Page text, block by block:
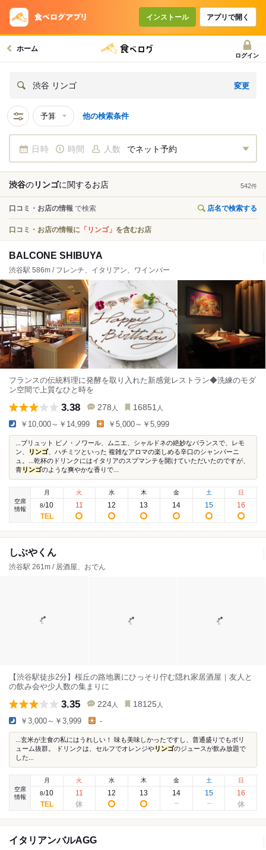
インストール アプリで開く
ホーム
ログイン
渋谷 リンゴ 変更
予算 他の検索条件
日時 時間 人数 でネット予約
渋谷のリンゴに関するお店 542件
口コミ・お店の情報 で検索 店名で検索する
口コミ・お店の情報に 「リンゴ」 を含むお店
BALCONE SHIBUYA
渋谷駅 586m / フレンチ、イタリアン、ワインバー
フランスの伝統料理に発酵を取り入れた新感覚レストラン◆洗練のモダ
ン空間で上質なひと時を
3.38 278 人 16851 人
￥10,000～￥14,999 ￥5,000～￥5,999
...ブリュット ピノ・ノワール、ムニエ、シャルドネの絶妙なバランスで、レモ
ン、
リンゴ、ハチミツといった 複雑なアロマの楽しめる辛口のシャンパーニ
ュ。...乾杯のドリンクにはイタリアのスプマンテを開けていただいたのですが、
青リンゴのような爽やかな香りで...
空席
情報
月
8/10
火
11
水
12
木
13
金
14
土
15
日
16
しぶやくん
渋谷駅 261m / 居酒屋、おでん
【渋谷駅徒歩2分】桜丘の路地裏にひっそり佇む隠れ家居酒屋｜友人と
の飲み会や少人数の集まりに
3.35 224 人 18125 人
￥3,000～￥3,999 -
...玄米が主食の私にはうれしい！ 味も美味しかったですし、普通盛りでもボリ
ューム抜群。 ドリンクは、セルフでオレンジやリンゴのジュースが飲み放題で
した...
空席
情報
月
8/10
火
11
水
12
木
13
金
14
土
15
日
16
イタリアンバルAGG